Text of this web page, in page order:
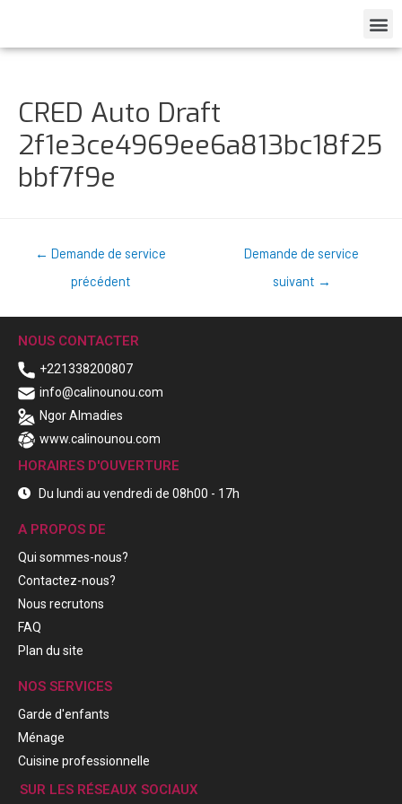
CRED Auto Draft
2f1e3ce4969ee6a813bc18f25
bbf7f9e
← Demande de service
précédent
Demande de service
suivant →
NOUS CONTACTER
+221338200807
info@calinounou.com
Ngor Almadies
www.calinounou.com
HORAIRES D'OUVERTURE
Du lundi au vendredi de 08h00 - 17h
A PROPOS DE
Qui sommes-nous?
Contactez-nous?
Nous recrutons
FAQ
Plan du site
NOS SERVICES
Garde d'enfants
Ménage
Cuisine professionnelle
SUR LES RÉSEAUX SOCIAUX